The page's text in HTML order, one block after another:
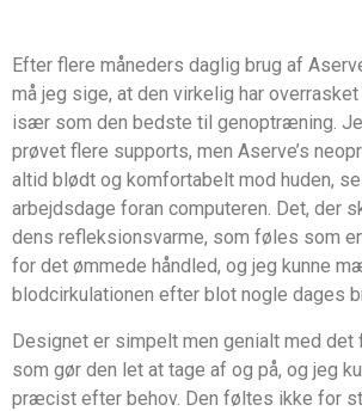
Efter flere måneders daglig brug af
må jeg sige, at den virkelig har
især som den bedste til genoptræning.
prøvet flere supports, men Aserve’s
altid blødt og komfortabelt mod huden,
arbejdsdage foran computeren. Det, der
dens refleksionsvarme, som føles som
for det ømmede håndled, og jeg kunne
blodcirkulationen efter blot nogle dages
Designet er simpelt men genialt med det
som gør den let at tage af og på, og jeg
præcist efter behov. Den føltes ikke for